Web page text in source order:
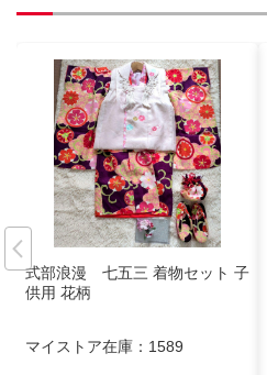
式部浪漫 七五三 着物セット 子
供用 花柄
マイストア在庫： 1589